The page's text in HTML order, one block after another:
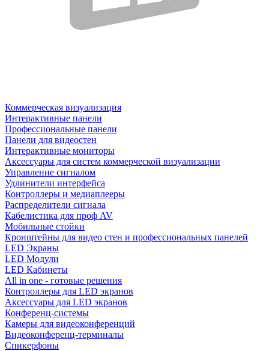
Коммерческая визуализация
Интерактивные панели
Профессиональные панели
Панели для видеостен
Интерактивные мониторы
Аксессуары для систем коммерческой визуализации
Управление сигналом
Удлинители интерфейса
Контроллеры и медиаплееры
Распределители сигнала
Кабелистика для проф AV
Мобильные стойки
Кронштейны для видео стен и профессиональных панелей
LED Экраны
LED Модули
LED Кабинеты
All in one - готовые решения
Контроллеры для LED экранов
Аксессуары для LED экранов
Конференц-системы
Камеры для видеоконференций
Видеоконференц-терминалы
Спикерфоны